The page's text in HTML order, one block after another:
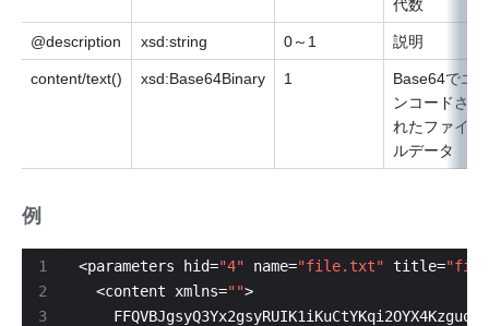
代数
@description xsd:string 0～1 説明
content/text() xsd:Base64Binary 1
Base64でエ
ンコードさ
れたファイ
ルデータ
例
3
<parameters hid="4" name="file.txt" title=
  <content xmlns=
""